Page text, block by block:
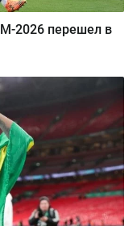
2026 перешел в